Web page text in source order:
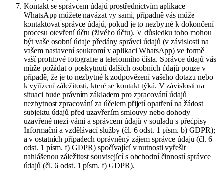
Kontakt se správcem údajů prostřednictvím aplikace
WhatsApp můžete navázat vy sami, případně vás může
kontaktovat správce údajů, pokud je to nezbytné k dokončení
procesu otevření účtu (živého účtu). V důsledku toho mohou
být vaše osobní údaje předány správci údajů (v závislosti na
vašem nastavení soukromí v aplikaci WhatsApp) ve formě
vaší profilové fotografie a telefonního čísla. Správce údajů vás
může požádat o poskytnutí dalších osobních údajů pouze v
případě, že je to nezbytné k zodpovězení vašeho dotazu nebo
k vyřízení záležitosti, které se kontakt týká. V závislosti na
situaci bude právním základem pro zpracování údajů
nezbytnost zpracování za účelem přijetí opatření na žádost
subjektu údajů před uzavřením smlouvy nebo dohody
uzavřené mezi vámi a správcem údajů v souladu s předpisy
Informační a vzdělávací služby (čl. 6 odst. 1 písm. b) GDPR);
a v ostatních případech oprávněný zájem správce údajů (čl. 6
odst. 1 písm. f) GDPR) spočívající v nutnosti vyřešit
nahlášenou záležitost související s obchodní činností správce
údajů (čl. 6 odst. 1 písm. f) GDPR).